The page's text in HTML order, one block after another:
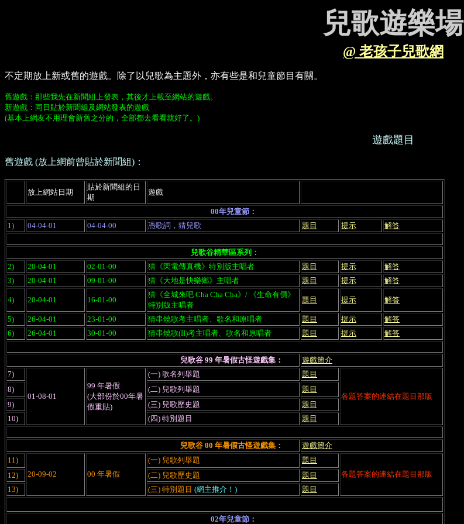
兒歌遊樂場
@ 老孩子兒歌網
不定期放上新或舊的遊戲。除了以兒歌為主題外，亦有些是和兒童節目有關。
舊遊戲：那些我先在新聞組上發表，其後才上載至網站的遊戲。
新遊戲：同日貼於新聞組及網站發表的遊戲
(基本上網友不用理會新舊之分的，全部都去看看就好了。)
遊戲題目
舊遊戲 (放上網前曾貼於新聞組)：
放上網站日期
貼於新聞組的日
期
遊戲
00年兒童節：
1)
04-04-01 04-04-00 憑歌詞，猜兒歌 題目 提示 解答
兒歌谷精華區系列：
2)
20-04-01 02-01-00 猜《閃電傳真機》特別版主唱者 題目 提示
解答
3)
20-04-01 09-01-00 猜《大地是快樂鄉》主唱者 題目 提示 解答
4) 20-04-01 16-01-00
猜《全城來吧 Cha Cha Cha》/ 《生命有價》
特別版主唱者
題目 提示 解答
5) 26-04-01 23-01-00 猜串燒歌考主唱者、歌名和原唱者 題目 提示
解答
6)
26-04-01 30-01-00 猜串燒歌(II)考主唱者、歌名和原唱者 題目 提示 解答
兒歌谷 99 年暑假古怪遊戲集：
遊戲簡介
7)
01-08-01
99 年暑假
(大部份於00年暑
假重貼)
(一) 歌名列舉題 題目
各題答案的連結在題目那版
8) (二) 兒歌列舉題
題目
9)
(三) 兒歌歷史題
題目
10)
(四) 特別題目 題目
兒歌谷 00 年暑假古怪遊戲集：
遊戲簡介
11)
20-09-02
00 年暑假
(一) 兒歌列舉題
題目
各題答案的連結在題目那版
12) (二) 兒歌歷史題
題目
13)
(三) 特別題目 (網主推介！) 題目
02年兒童節：